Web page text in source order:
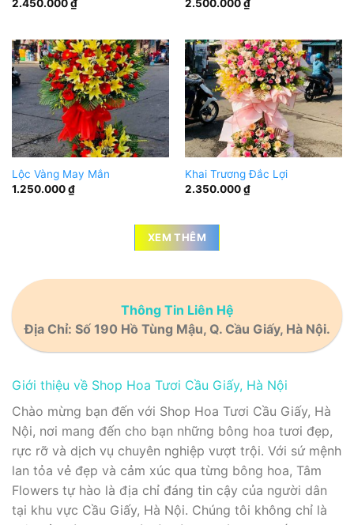
2.450.000₫
2.500.000₫
Lộc Vàng May Mắn
1.250.000₫
Khai Trương Đắc Lợi
2.350.000₫
XEM THÊM
Thông Tin Liên Hệ
Địa Chỉ: Số 190 Hồ Tùng Mậu, Q. Cầu Giấy, Hà Nội.
Giới thiệu về Shop Hoa Tươi Cầu Giấy, Hà Nội
Chào mừng bạn đến với Shop Hoa Tươi Cầu Giấy, Hà
Nội, nơi mang đến cho bạn những bông hoa tươi đẹp,
rực rỡ và dịch vụ chuyên nghiệp vượt trội. Với sứ mệnh
lan tỏa vẻ đẹp và cảm xúc qua từng bông hoa, Tâm
Flowers tự hào là địa chỉ đáng tin cậy của người dân
tại khu vực Cầu Giấy, Hà Nội. Chúng tôi không chỉ là